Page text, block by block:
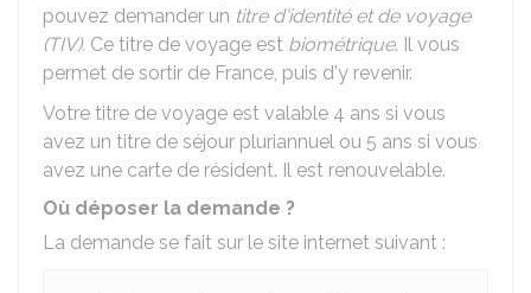
pouvez demander un titre d'identité et de voyage
(TIV). Ce titre de voyage est biométrique. Il vous
permet de sortir de France, puis d'y revenir.
Votre titre de voyage est valable 4 ans si vous
avez un titre de séjour pluriannuel ou 5 ans si vous
avez une carte de résident. Il est renouvelable.
Où déposer la demande ?
La demande se fait sur le site internet suivant :